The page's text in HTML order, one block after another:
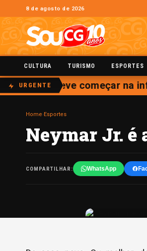
8 de agosto de 2026
CULTURA TURISMO ESPORTES
URGENTEdeve começar na
Home Esportes
Neymar Jr. é
COMPARTILHAR: WhatsApp